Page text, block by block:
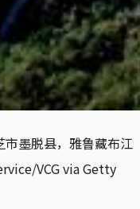
墨脱县，雅鲁藏布江
VCG via Getty